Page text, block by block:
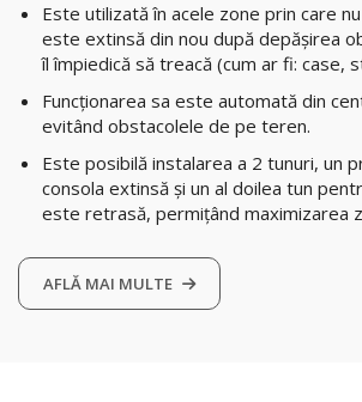
Este utilizată în acele zone prin care
este extinsă din nou după depășirea
îl împiedică să treacă (cum ar fi: case,
Funcționarea sa este automată din
evitând obstacolele de pe teren.
Este posibilă instalarea a 2 tunuri, un
consola extinsă și un al doilea tun
este retrasă, permițând maximizarea
AFLĂ MAI MULTE